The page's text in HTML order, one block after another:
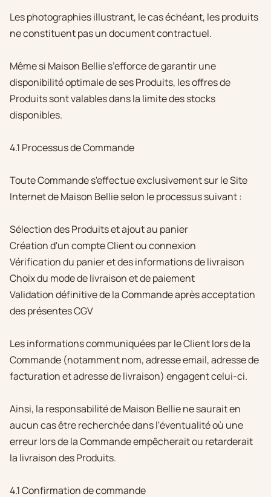
Les photographies illustrant, le cas échéant, les produits
ne constituent pas un document contractuel.
Même si Maison Bellie s’efforce de garantir une
disponibilité optimale de ses Produits, les offres de
Produits sont valables dans la limite des stocks
disponibles.
4.1 Processus de Commande
Toute Commande s'effectue exclusivement sur le Site
Internet de Maison Bellie selon le processus suivant :
Sélection des Produits et ajout au panier
Création d'un compte Client ou connexion
Vérification du panier et des informations de livraison
Choix du mode de livraison et de paiement
Validation définitive de la Commande après acceptation
des présentes CGV
Les informations communiquées par le Client lors de la
Commande (notamment nom, adresse email, adresse de
facturation et adresse de livraison) engagent celui-ci.
Ainsi, la responsabilité de Maison Bellie ne saurait en
aucun cas être recherchée dans l'éventualité où une
erreur lors de la Commande empêcherait ou retarderait
la livraison des Produits.
4.1 Confirmation de commande